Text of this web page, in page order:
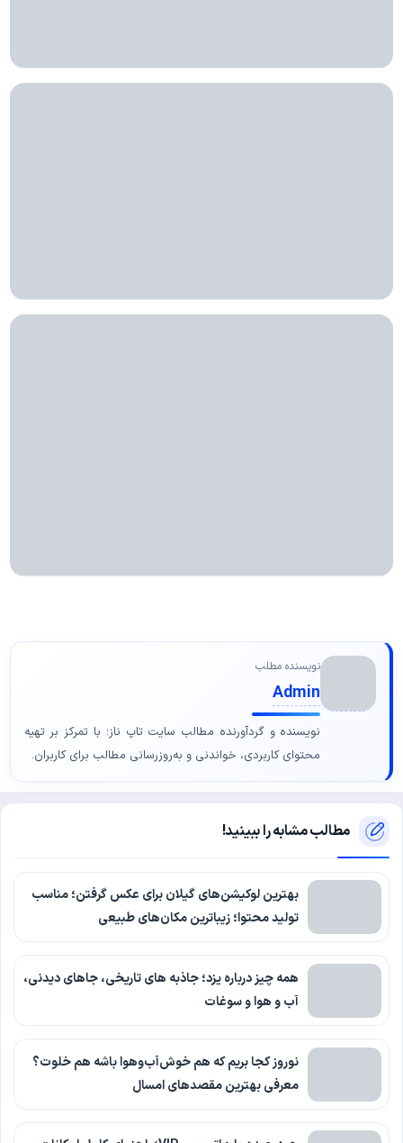
نویسنده مطلب
Admin
نویسنده و گردآورنده مطالب سایت تاپ ناز؛ با تمرکز بر تهیه
محتوای کاربردی، خواندنی و به‌روزرسانی مطالب برای کاربران.
مطالب مشابه را ببینید!
بهترین لوکیشن‌های گیلان برای عکس گرفتن؛ مناسب
تولید محتوا؛ زیباترین مکان‌های طبیعی
همه چیز درباره یزد؛ جاذبه های تاریخی، جاهای دیدنی،
آب و هوا و سوغات
نوروز کجا بریم که هم خوش‌آب‌وهوا باشه هم خلوت؟
معرفی بهترین مقصدهای امسال